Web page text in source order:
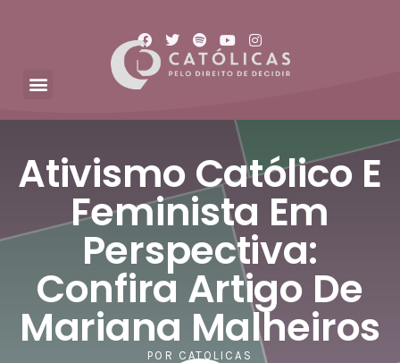
Ativismo Católico E
Feminista Em
Perspectiva:
Confira Artigo De
Mariana Malheiros
POR CATOLICAS